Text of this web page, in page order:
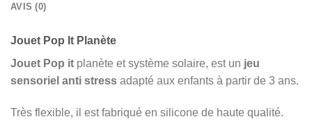
AVIS (0)
Jouet Pop It Planète
Jouet Pop it planète et système solaire, est un jeu
sensoriel anti stress adapté aux enfants à partir de 3 ans.
Très flexible, il est fabriqué en silicone de haute qualité.